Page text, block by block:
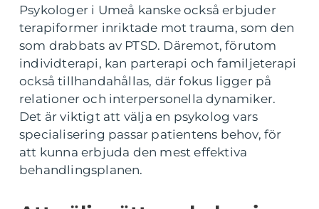
Psykologer i Umeå kanske också erbjuder
terapiformer inriktade mot trauma, som den
som drabbats av PTSD. Däremot, förutom
individterapi, kan parterapi och familjeterapi
också tillhandahållas, där fokus ligger på
relationer och interpersonella dynamiker.
Det är viktigt att välja en psykolog vars
specialisering passar patientens behov, för
att kunna erbjuda den mest effektiva
behandlingsplanen.